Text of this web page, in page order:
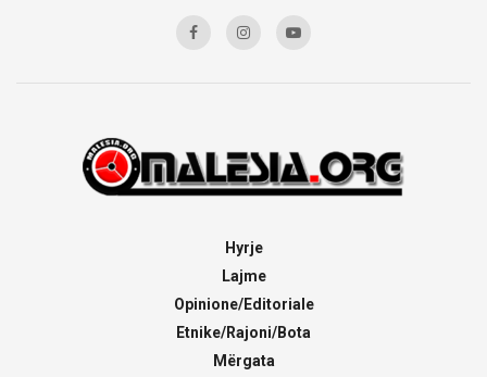
Hyrje
Lajme
Opinione/Editoriale
Etnike/Rajoni/Bota
Mërgata